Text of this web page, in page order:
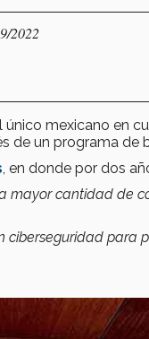
2022
único mexicano en
de un programa de
, en donde por dos
mayor cantidad de
ciberseguridad para